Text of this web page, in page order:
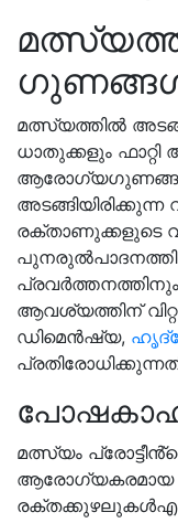
മത്സ്യത്തിൽ
ധാതുക്കളും
അടങ്ങിയിരിക്കുന്ന
രക്താണുക്കളുടെ
ആവശ്യത്തിന്
ഡിമെൻഷ്യ,
മത്സ്യം